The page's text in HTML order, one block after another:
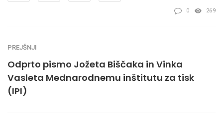
0 269
PREJŠNJI
Odprto pismo Jožeta Biščaka in Vinka
Vasleta Mednarodnemu inštitutu za tisk
(IPI)